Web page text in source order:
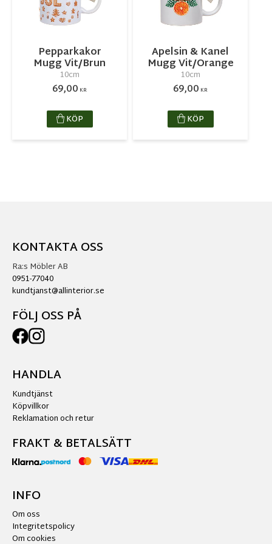
Pepparkakor
Mugg Vit/Brun
10cm
69,00 KR
KÖP
Apelsin & Kanel
Mugg Vit/Orange
10cm
69,00 KR
KÖP
KONTAKTA OSS
Ra:s Möbler AB
0951-77040
kundtjanst@allinterior.se
FÖLJ OSS PÅ
HANDLA
Kundtjänst
Köpvillkor
Reklamation och retur
FRAKT & BETALSÄTT
INFO
Om oss
Integritetspolicy
Om cookies